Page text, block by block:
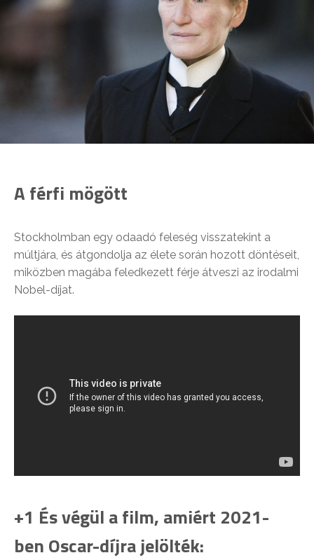
A férfi mögött
Stockholmban egy odaadó feleség visszatekint a
múltjára, és átgondolja az élete során hozott döntéseit,
miközben magába feledkezett férje átveszi az irodalmi
Nobel-díjat.
+1 És végül a film, amiért 2021-
ben Oscar-díjra jelölték: